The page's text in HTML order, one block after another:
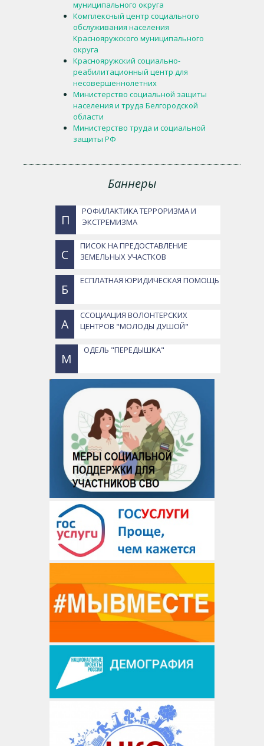
муниципального округа
Комплексный центр социального
обслуживания населения
Краснояружского муниципального
округа
Краснояружский социально-
реабилитационный центр для
несовершеннолетних
Министерство социальной защиты
населения и труда Белгородской
области
Министерство труда и социальной
защиты РФ
Баннеры
П
РОФИЛАКТИКА ТЕРРОРИЗМА И
ЭКСТРЕМИЗМА
С
ПИСОК НА ПРЕДОСТАВЛЕНИЕ
ЗЕМЕЛЬНЫХ УЧАСТКОВ
Б
ЕСПЛАТНАЯ ЮРИДИЧЕСКАЯ ПОМОЩЬ
А
ССОЦИАЦИЯ ВОЛОНТЕРСКИХ
ЦЕНТРОВ "МОЛОДЫ ДУШОЙ"
М
ОДЕЛЬ "ПЕРЕДЫШКА"